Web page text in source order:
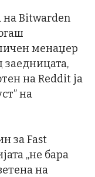
на Bitwarden
менаџер
заедницата,
на Reddit ја
на
за Fast
„не бара
на